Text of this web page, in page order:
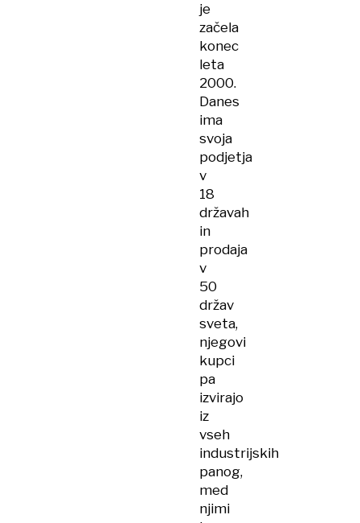
je
začela
konec
leta
2000.
Danes
ima
svoja
podjetja
v
18
državah
in
prodaja
v
50
držav
sveta,
njegovi
kupci
pa
izvirajo
iz
vseh
industrijskih
panog,
med
njimi